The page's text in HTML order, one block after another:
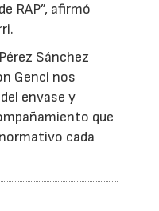
RAP”, afirmó
Sánchez
Genci nos
envase y
que
cada